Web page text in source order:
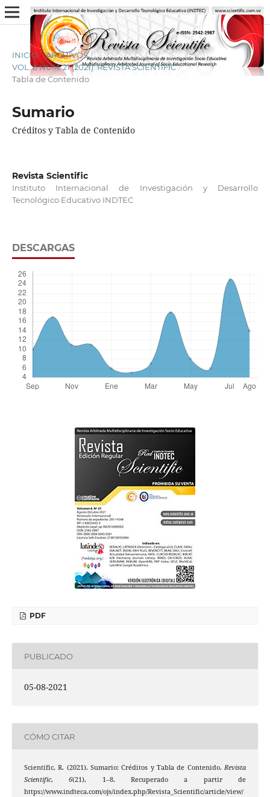
INICIO / ARCHIVOS /
VOL. 6 NÚM. 21 (2021): REVISTA SCIENTIFIC /
Tabla de Contenido
Sumario
Créditos y Tabla de Contenido
Revista Scientific
Instituto Internacional de Investigación y Desarrollo
Tecnológico Educativo INDTEC
DESCARGAS
PDF
PUBLICADO
05-08-2021
CÓMO CITAR
Scientific, R. (2021). Sumario: Créditos y Tabla de Contenido.Revista
Scientific,6(21), 1–8. Recuperado a partir de
https://www.indteca.com/ojs/index.php/Revista_Scientific/article/view/